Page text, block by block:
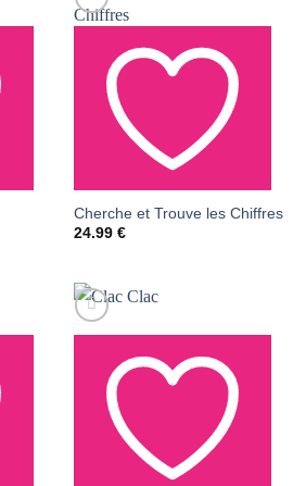
AJOUTER À LA LISTE
DE SOUHAITS
Cherche et Trouve les Chiffres
24.99 €